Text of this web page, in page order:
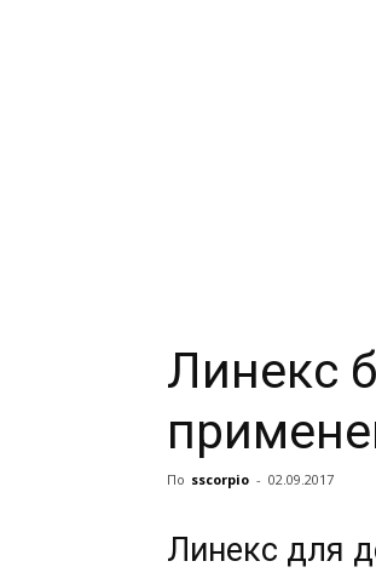
Линекс
По sscorpio - 02.09.2017
Линекс для